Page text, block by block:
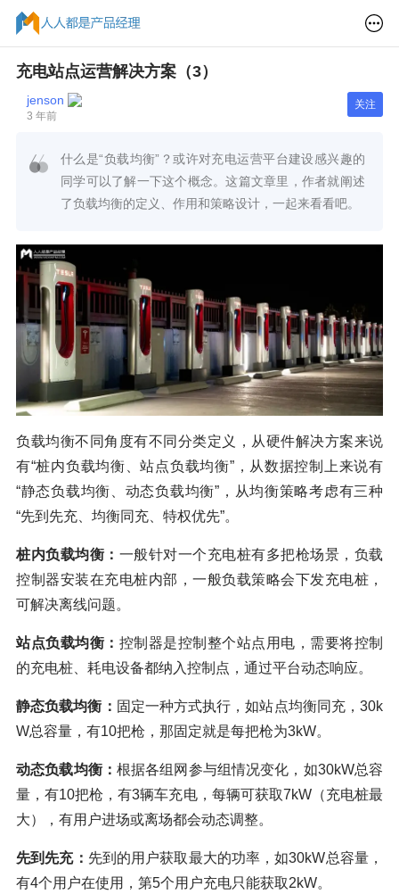
充电站点运营解决方案（3）
jenson
3 年前
关注
什么是“负载均衡”？或许对充电运营平台建设感兴趣的
同学可以了解一下这个概念。这篇文章里，作者就阐述
了负载均衡的定义、作用和策略设计，一起来看看吧。
负载均衡不同角度有不同分类定义，从硬件解决方案来说
有“桩内负载均衡、站点负载均衡”，从数据控制上来说有
“静态负载均衡、动态负载均衡”，从均衡策略考虑有三种
“先到先充、均衡同充、特权优先”。
桩内负载均衡： 一般针对一个充电桩有多把枪场景，负载
控制器安装在充电桩内部，一般负载策略会下发充电桩，
可解决离线问题。
站点负载均衡： 控制器是控制整个站点用电，需要将控制
的充电桩、耗电设备都纳入控制点，通过平台动态响应。
静态负载均衡： 固定一种方式执行，如站点均衡同充，30k
W总容量，有10把枪，那固定就是每把枪为3kW。
动态负载均衡： 根据各组网参与组情况变化，如30kW总容
量，有10把枪，有3辆车充电，每辆可获取7kW（充电桩最
大），有用户进场或离场都会动态调整。
先到先充： 先到的用户获取最大的功率，如30kW总容量，
有4个用户在使用，第5个用户充电只能获取2kW。